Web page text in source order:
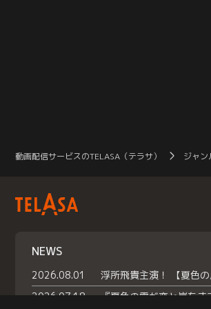
動画配信サービスのTELASA（テラサ） ジャン
NEWS
2026.08.01
2026.07.18